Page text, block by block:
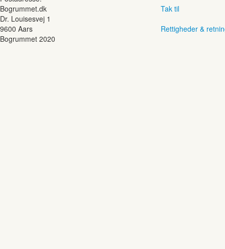
Bogrummet.dk
Dr. Louisesvej 1
9600 Aars
Tak til
Rettigheder &
Bogrummet 2020